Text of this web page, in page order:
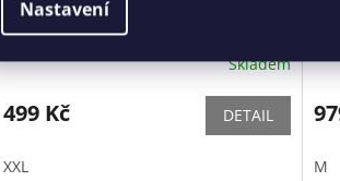
Nastavení
Bikini - Anais
Skladem
499 Kč DETAIL
XXL M